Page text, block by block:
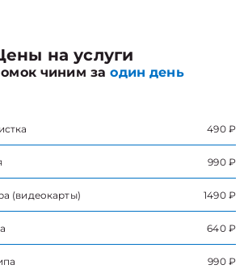
на услуги
чиним заодин день
490 ₽
990 ₽
(видеокарты) 1490 ₽
640 ₽
990 ₽